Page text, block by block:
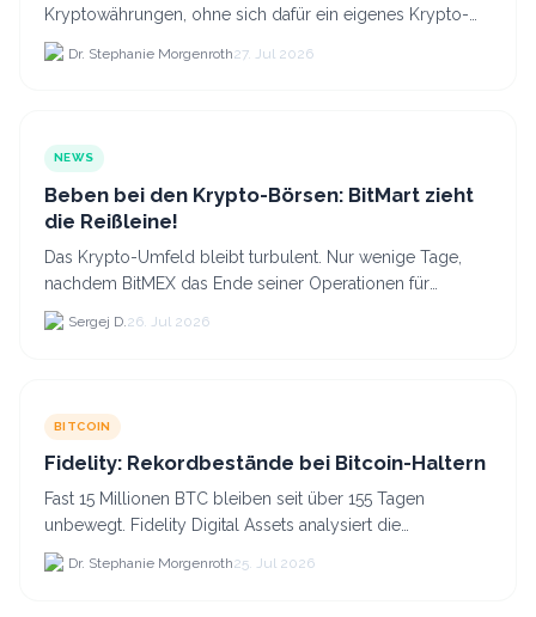
Kryptowährungen, ohne sich dafür ein eigenes Krypto-
Wallet einrichten zu müssen. Dazu kommt, dass viele
nicht nur Bitcoin h...
Dr. Stephanie Morgenroth27. Jul 2026
NEWS
Beben bei den Krypto-Börsen: BitMart zieht
die Reißleine!
Das Krypto-Umfeld bleibt turbulent. Nur wenige Tage,
nachdem BitMEX das Ende seiner Operationen für
September 2026 bekannt gegeben hat, zieht nun die
nächste gr...
Sergej D.26. Jul 2026
BITCOIN
Fidelity: Rekordbestände bei Bitcoin-Haltern
Fast 15 Millionen BTC bleiben seit über 155 Tagen
unbewegt. Fidelity Digital Assets analysiert die
Anlegerüberzeugung trotz Kursverlusten und einem
BTC-Preis.
Dr. Stephanie Morgenroth25. Jul 2026